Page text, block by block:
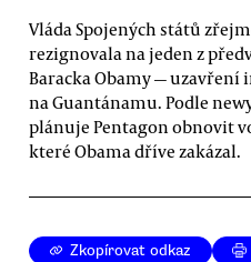
Vláda Spojených států
rezignovala na jeden z
Baracka Obamy —
na Guantánamu. Podle
plánuje Pentagon obnovit
které Obama dříve zakázal.
Zkopírovat odkaz